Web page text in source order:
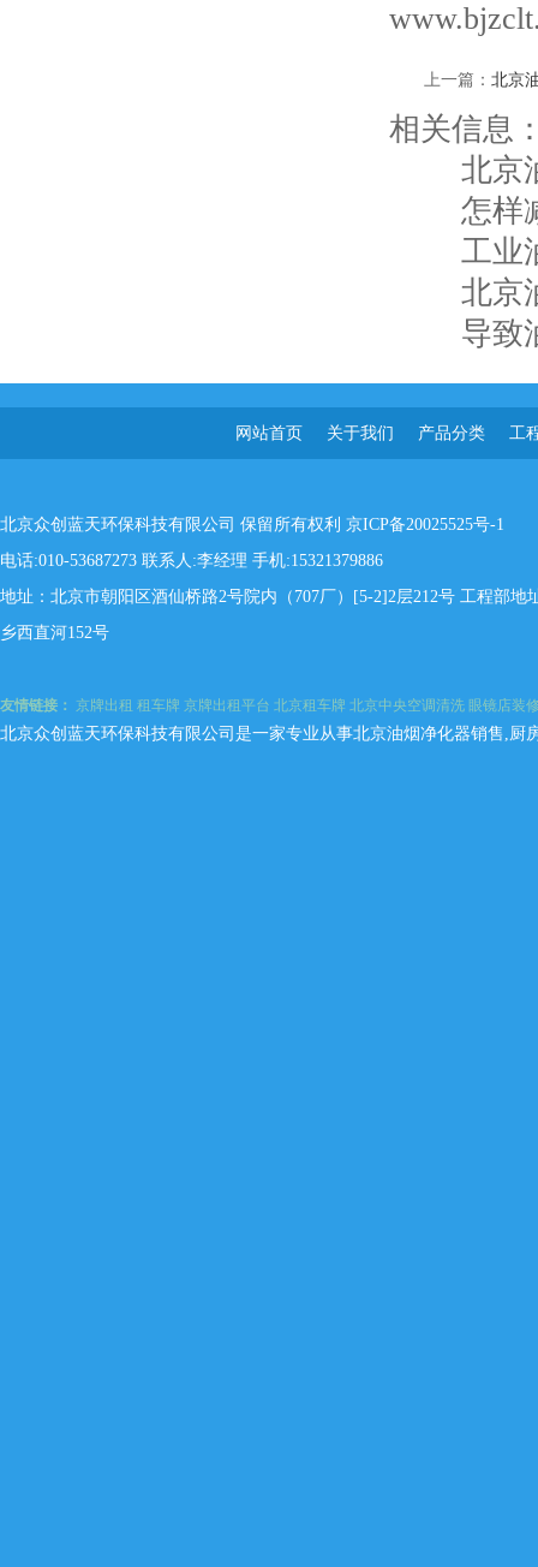
上一篇： 北京
相关信息
北京
怎样
工业
北京
导致
网站首页 关于我们 产品分类 工
北京众创蓝天环保科技有限公司 保留所有权利 京ICP备20025525号-1
电话:010-53687273 联系人:李经理 手机:15321379886
地址：北京市朝阳区酒仙桥路2号院内（707厂）[5-2]2层212号 工程部地
乡西直河152号
友情链接： 京牌出租 租车牌 京牌出租平台 北京租车牌 北京中央空调清洗 眼镜店装
北京众创蓝天环保科技有限公司是一家专业从事北京油烟净化器销售,厨